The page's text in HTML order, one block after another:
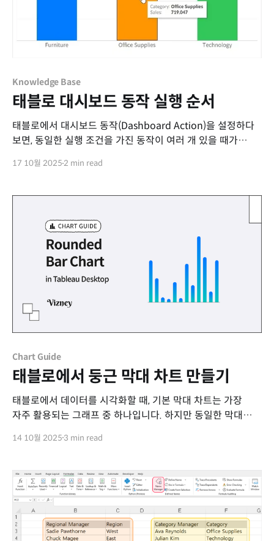
Knowledge Base
태블로 대시보드 동작 실행 순서
태블로에서 대시보드 동작(Dashboard Action)을 설정하다
보면, 동일한 실행 조건을 가진 동작이 여러 개 있을 때가
조건을 동일하게 설정했지만, 각각 다른 대시보드로 연결되는
대시보드)Action ACategory 선택 시Target AAction
17 10월 20252 min read
Chart Guide
태블로에서 둥근 막대 차트 만들기
태블로에서 데이터를 시각화할 때, 기본 막대 차트는 가장
자주 활용되는 그래프 중 하나입니다. 하지만 동일한 막대
있습니다. 그중에서도 둥근 막대 차트(Rounded Bar Chart)
부드럽고 세련된 느낌을 주는 차트입니다. 이번 포스트에서는
태블로에서 둥근 막대 차트를
14 10월 2025 3 min read